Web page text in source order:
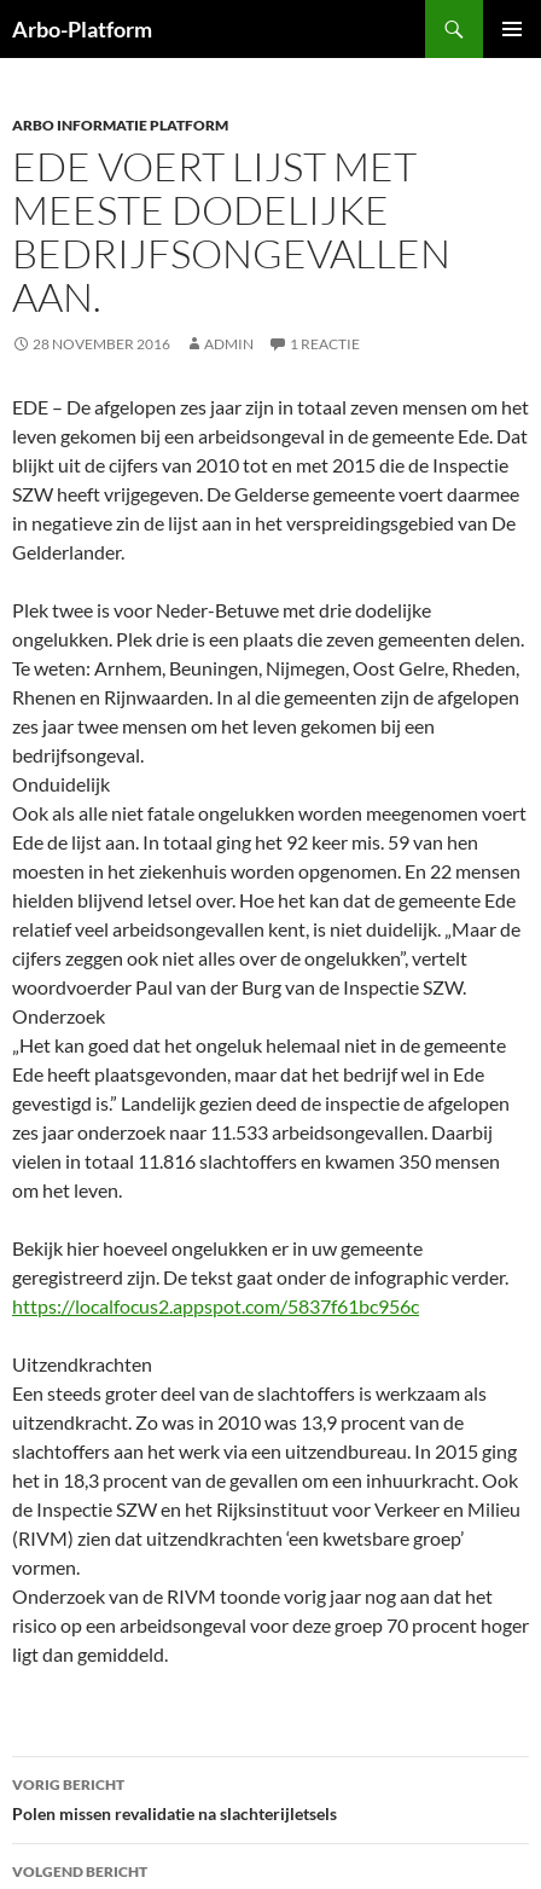
naar
Arbo-Platform
ARBO INFORMATIE PLATFORM
EDE VOERT LIJST MET
MEESTE DODELIJKE
BEDRIJFSONGEVALLEN
AAN.
28 NOVEMBER 2016 ADMIN 1 REACTIE
EDE – De afgelopen zes jaar zijn in totaal zeven mensen om het
leven gekomen bij een arbeidsongeval in de gemeente Ede. Dat
blijkt uit de cijfers van 2010 tot en met 2015 die de Inspectie
SZW heeft vrijgegeven. De Gelderse gemeente voert daarmee
in negatieve zin de lijst aan in het verspreidingsgebied van De
Gelderlander.
Plek twee is voor Neder-Betuwe met drie dodelijke
ongelukken. Plek drie is een plaats die zeven gemeenten delen.
Te weten: Arnhem, Beuningen, Nijmegen, Oost Gelre, Rheden,
Rhenen en Rijnwaarden. In al die gemeenten zijn de afgelopen
zes jaar twee mensen om het leven gekomen bij een
bedrijfsongeval.
Onduidelijk
Ook als alle niet fatale ongelukken worden meegenomen voert
Ede de lijst aan. In totaal ging het 92 keer mis. 59 van hen
moesten in het ziekenhuis worden opgenomen. En 22 mensen
hielden blijvend letsel over. Hoe het kan dat de gemeente Ede
relatief veel arbeidsongevallen kent, is niet duidelijk. „Maar de
cijfers zeggen ook niet alles over de ongelukken”, vertelt
woordvoerder Paul van der Burg van de Inspectie SZW.
Onderzoek
„Het kan goed dat het ongeluk helemaal niet in de gemeente
Ede heeft plaatsgevonden, maar dat het bedrijf wel in Ede
gevestigd is.” Landelijk gezien deed de inspectie de afgelopen
zes jaar onderzoek naar 11.533 arbeidsongevallen. Daarbij
vielen in totaal 11.816 slachtoffers en kwamen 350 mensen
om het leven.
Bekijk hier hoeveel ongelukken er in uw gemeente
geregistreerd zijn. De tekst gaat onder de infographic verder.
https://localfocus2.appspot.com/5837f61bc956c
Uitzendkrachten
Een steeds groter deel van de slachtoffers is werkzaam als
uitzendkracht. Zo was in 2010 was 13,9 procent van de
slachtoffers aan het werk via een uitzendbureau. In 2015 ging
het in 18,3 procent van de gevallen om een inhuurkracht. Ook
de Inspectie SZW en het Rijksinstituut voor Verkeer en Milieu
(RIVM) zien dat uitzendkrachten ‘een kwetsbare groep’
vormen.
Onderzoek van de RIVM toonde vorig jaar nog aan dat het
risico op een arbeidsongeval voor deze groep 70 procent hoger
ligt dan gemiddeld.
Bericht
navigatie
VORIG BERICHT
Polen missen revalidatie na slachterijletsels
VOLGEND BERICHT